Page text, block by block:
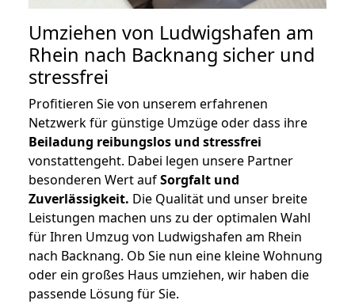
Umziehen von Ludwigshafen am
Rhein nach Backnang sicher und
stressfrei
Profitieren Sie von unserem erfahrenen
Netzwerk für günstige Umzüge oder dass ihre
Beiladung reibungslos und stressfrei
vonstattengeht. Dabei legen unsere Partner
besonderen Wert aufSorgfalt und
Zuverlässigkeit. Die Qualität und unser breite
Leistungen machen uns zu der optimalen Wahl
für Ihren Umzug von Ludwigshafen am Rhein
nach Backnang. Ob Sie nun eine kleine Wohnung
oder ein großes Haus umziehen, wir haben die
passende Lösung für Sie.